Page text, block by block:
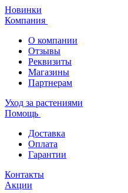
Новинки
Компания
О компании
Отзывы
Реквизиты
Магазины
Партнерам
Уход за растениями
Помощь
Доставка
Оплата
Гарантии
Контакты
Акции